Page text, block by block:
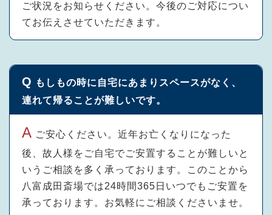
ご状況をお知らせください。今後のご対応につい
てお伝えさせていただきます。
もしもの時に自宅にあまりスペースがなく、
連れて帰ることが難しいです。
ご安心ください。近年お亡くなりになった
後、故人様をご自宅でご安置することが難しいと
いうご相談を多く承っております。このことから
八富成田斎場では24時間365日いつでもご安置を
承っております。お気軽にご相談くださいませ。